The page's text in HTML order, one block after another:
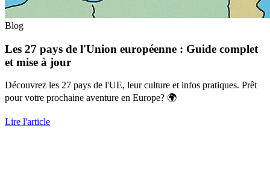
Blog
Les 27 pays de l'Union européenne : Guide complet
et mise à jour
Découvrez les 27 pays de l'UE, leur culture et infos pratiques. Prêt
pour votre prochaine aventure en Europe? 🌍
Lire l'article